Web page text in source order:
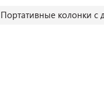
Портативные колонки с